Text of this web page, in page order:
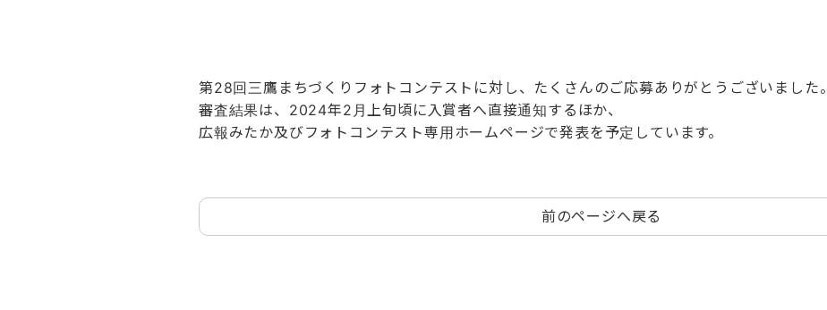
第28回三鷹まちづくりフォトコンテストに対し、たくさんのご応募ありがとうございました。
審査結果は、2024年2月上旬頃に入賞者へ直接通知するほか、
広報みたか及びフォトコンテスト専用ホームページで発表を予定しています。
前のページへ戻る